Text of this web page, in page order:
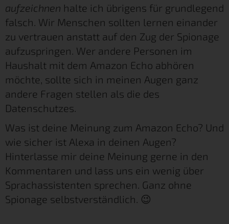
aufzeichnen halte ich übrigens für grundlegend
falsch. Wir Menschen sollten lernen einander
zu vertrauen anstatt auf den Zug der Spionage
aufzuspringen. Wer andere Personen im
Haushalt mit dem Amazon Echo abhören
möchte, sollte sich in meinen Augen ganz
andere Fragen stellen als die des
Datenschutzes.
Was ist deine Meinung zum Amazon Echo? Und
wie sicher ist Alexa in deinen Augen?
Hinterlasse mir deine Meinung gerne in den
Kommentaren und lass uns ein wenig über
Sprachassistenten sprechen. Ganz ohne
Spionage selbstverständlich. 😉